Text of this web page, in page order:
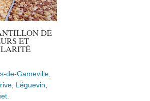
DE
ET
de-Gameville
Léguevin
.